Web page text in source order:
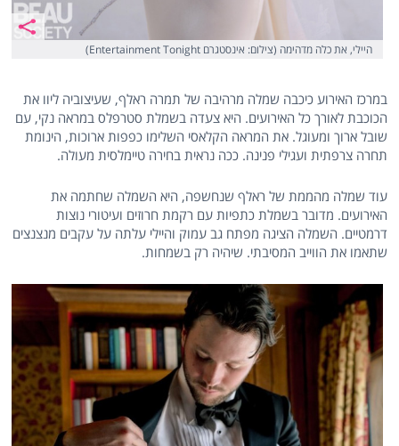
היילי, את כלה מדהימה (צילום: אינסטגרם Entertainment Tonight)
במרכז האירוע כיכבה שמלה מרהיבה של תמרה ראלף, שעיצוביה ליוו את
הכוכבת לאורך כל האירועים. היא צעדה בשמלת סטרפלס במראה נקי, עם
שובל ארוך ומעוגל. את המראה הקלאסי השלימו כפפות ארוכות, הינומת
תחרה צרפתית ועגילי פנינה. ככה נראית בחירה טיימלסית מעולה.
עוד שמלה מהממת של ראלף שנחשפה, היא השמלה שחתמה את
האירועים. מדובר בשמלת כתפיות עם רקמת חרוזים ועיטורי נוצות
דרמטיים. השמלה הציגה מפתח גב עמוק והיילי עלתה על עקבים מנצנצים
שתאמו את הווייב המסיבתי. שיהיה רק בשמחות.